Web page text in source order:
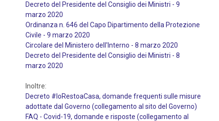
Decreto del Presidente del Consiglio dei Ministri - 9
marzo 2020
Ordinanza n. 646 del Capo Dipartimento della Protezione
Civile - 9 marzo 2020
Circolare del Ministero dell'Interno - 8 marzo 2020
Decreto del Presidente del Consiglio dei Ministri - 8
marzo 2020
Inoltre:
Decreto #IoRestoaCasa, domande frequenti sulle misure
adottate dal Governo (collegamento al sito del Governo)
FAQ - Covid-19, domande e risposte (collegamento al